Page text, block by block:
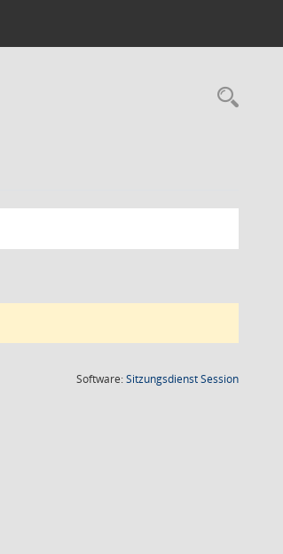
Software:SitzungsdienstSession(Wird in